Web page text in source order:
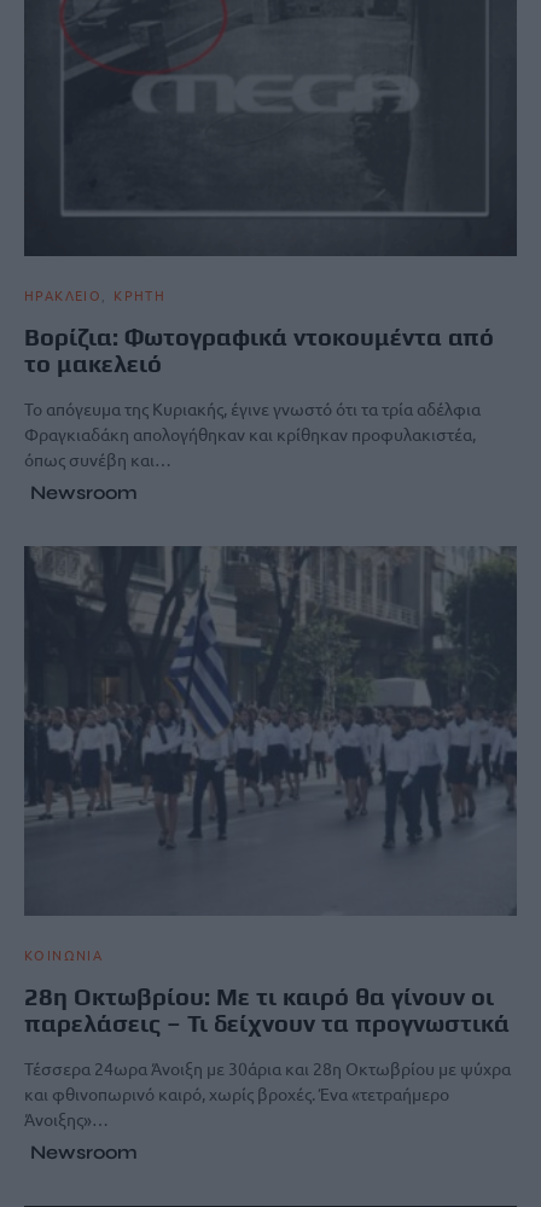
ΗΡΑΚΛΕΙΟ ΚΡΗΤΗ
Βορίζια: Φωτογραφικά ντοκουμέντα από
το μακελειό
Το απόγευμα της Κυριακής, έγινε γνωστό ότι τα τρία αδέλφια
Φραγκιαδάκη απολογήθηκαν και κρίθηκαν προφυλακιστέα,
όπως συνέβη και…
Newsroom
ΚΟΙΝΩΝΙΑ
28η Οκτωβρίου: Με τι καιρό θα γίνουν οι
παρελάσεις – Τι δείχνουν τα προγνωστικά
Τέσσερα 24ωρα Άνοιξη με 30άρια και 28η Οκτωβρίου με ψύχρα
και φθινοπωρινό καιρό, χωρίς βροχές. Ένα «τετραήμερο
Άνοιξης»…
Newsroom